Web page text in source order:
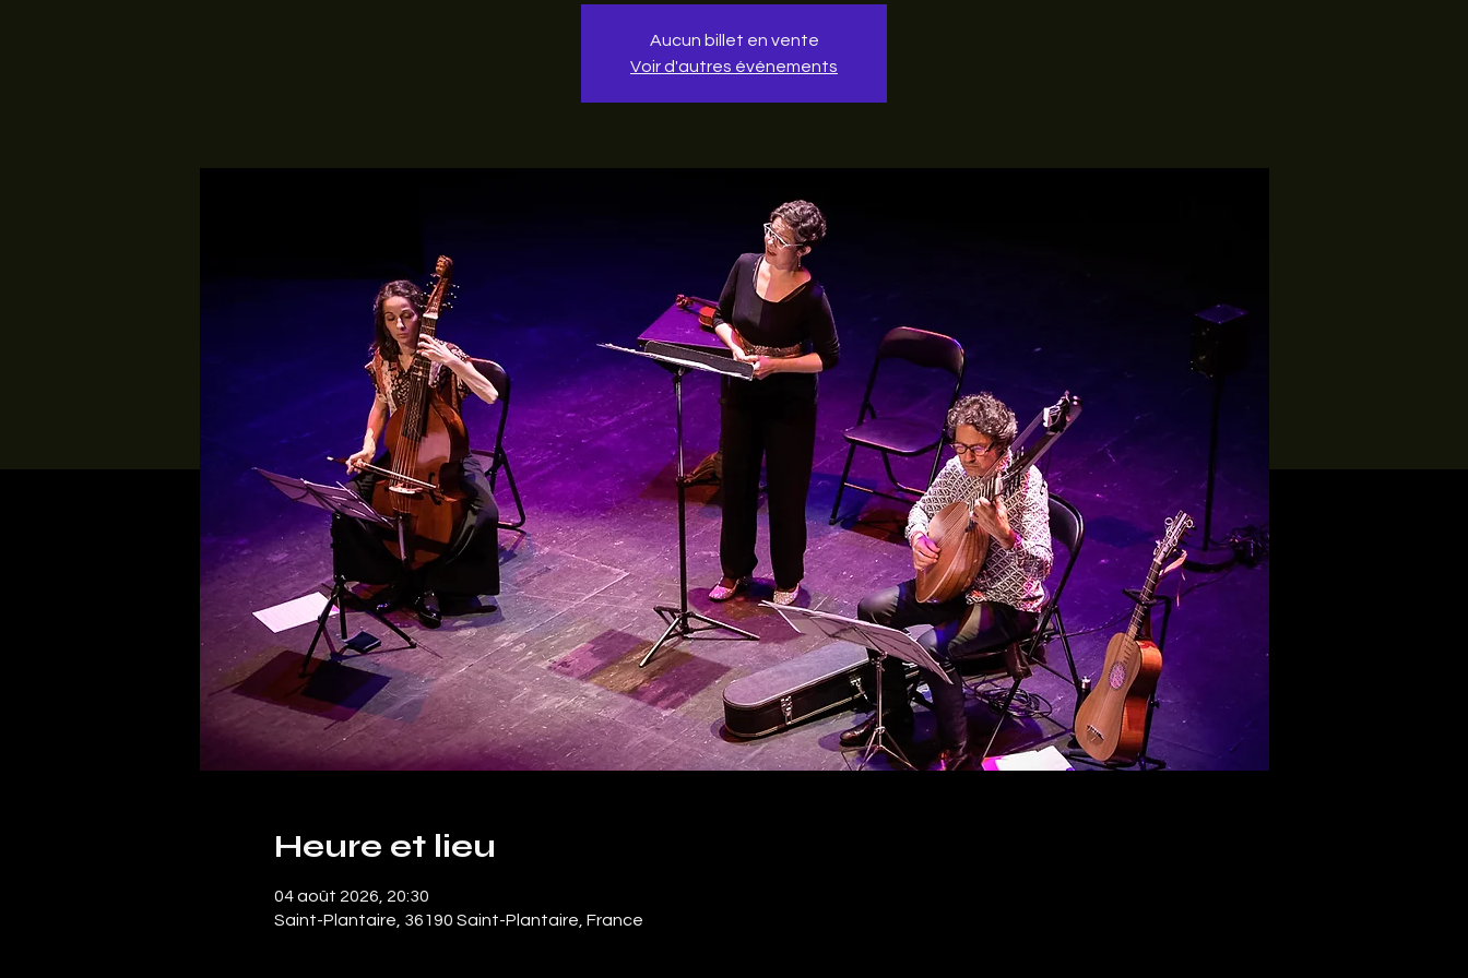
Aucun billet en vente
Voir d'autres événements
Heure et lieu
04 août 2026, 20:30
Saint-Plantaire, 36190 Saint-Plantaire, France